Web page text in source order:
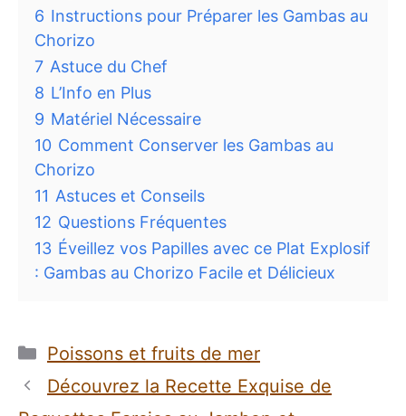
6 Instructions pour Préparer les Gambas au
Chorizo
7 Astuce du Chef
8 L’Info en Plus
9 Matériel Nécessaire
10 Comment Conserver les Gambas au
Chorizo
11 Astuces et Conseils
12 Questions Fréquentes
13 Éveillez vos Papilles avec ce Plat Explosif
: Gambas au Chorizo Facile et Délicieux
Catégories
Poissons et fruits de mer
Découvrez la Recette Exquise de